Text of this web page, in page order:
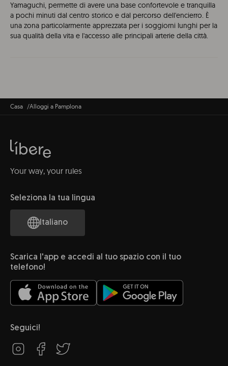
Yamaguchi, permette di avere una base confortevole e tranquilla
a pochi minuti dal centro storico e dal percorso dell'encierro. È
una zona particolarmente apprezzata per i soggiorni lunghi per la
sua qualità della vita e l'accesso alle principali arterie della città.
Casa Alloggi a Pamplona
Your way, your rules
Seleziona la tua lingua
Italiano
Scarica l'app e accedi al tuo spazio con il tuo
telefono!
Seguici!